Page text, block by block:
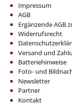
Impressum
AGB
Ergänzende AGB
Widerrufsrecht
Versand und
Batteriehinweise
Foto- und
Newsletter
Partner
Kontakt